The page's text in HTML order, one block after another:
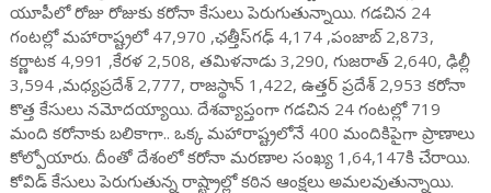
యూపీలో రోజు రోజుకు కరోనా కేసులు పెరుగుతున్నాయి. గడచిన 24
గంటల్లో మహారాష్ట్రలో 47,970 ,ఛత్తీస్‌గఢ్ 4,174 ,పంజాబ్ 2,873,
కర్ణాటక 4,991 ,కేరళ 2,508, తమిళనాడు 3,290, గుజరాత్ 2,640, ఢిల్లీ
3,594 ,మధ్యప్రదేశ్ 2,777, రాజస్థాన్ 1,422, ఉత్తర్ ప్రదేశ్ 2,953 కరోనా
కొత్త కేసులు నమోదయ్యాయి. దేశవ్యాప్తంగా గడచిన 24 గంటల్లో 719
మంది కరోనాకు బలికాగా.. ఒక్క మహారాష్ట్రలోనే 400 మందికిపైగా ప్రాణాలు
కోల్పోయారు. దీంతో దేశంలో కరోనా మరణాల సంఖ్య 1,64,147కి చేరాయి.
కోవిడ్ కేసులు పెరుగుతున్న రాష్ట్రాల్లో కఠిన ఆంక్షలు అమలవుతున్నాయి.